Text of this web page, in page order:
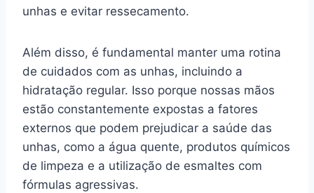
unhas e evitar ressecamento.
Além disso, é fundamental manter uma rotina
de cuidados com as unhas, incluindo a
hidratação regular. Isso porque nossas mãos
estão constantemente expostas a fatores
externos que podem prejudicar a saúde das
unhas, como a água quente, produtos químicos
de limpeza e a utilização de esmaltes com
fórmulas agressivas.